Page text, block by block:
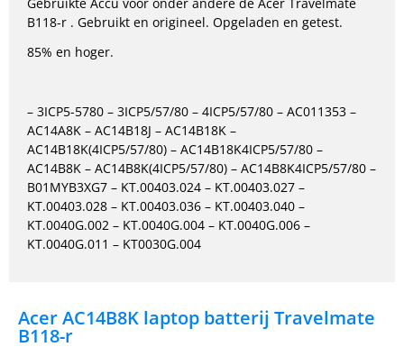
Gebruikte Accu voor onder andere de Acer Travelmate
B118-r . Gebruikt en origineel. Opgeladen en getest.
85% en hoger.
– 3ICP5-5780 – 3ICP5/57/80 – 4ICP5/57/80 – AC011353 –
AC14A8K – AC14B18J – AC14B18K –
AC14B18K(4ICP5/57/80) – AC14B18K4ICP5/57/80 –
AC14B8K – AC14B8K(4ICP5/57/80) – AC14B8K4ICP5/57/80 –
B01MYB3XG7 – KT.00403.024 – KT.00403.027 –
KT.00403.028 – KT.00403.036 – KT.00403.040 –
KT.0040G.002 – KT.0040G.004 – KT.0040G.006 –
KT.0040G.011 – KT0030G.004
Acer AC14B8K laptop batterij Travelmate
B118-r